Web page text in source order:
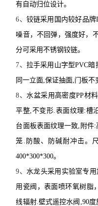
有自动归位设计。
6、 铰链采用国内较好品牌
噪音，不回弹，强度好，
分可采用不锈钢铰链。
7、 拉手采用山字型PVC暗
同一立面,保证抽面,门板不
8、水盆采用高密度PP材
平整,不变形.表面纹理:槽
台面板表面纹理一致, 附件:
笼 . 防酸、防碱耐冲击。
400*300*300。
9、水龙头采用实验室专
用瓷阀，表面喷环氧树脂
线辐射.壁式遥控水阀 ,90度